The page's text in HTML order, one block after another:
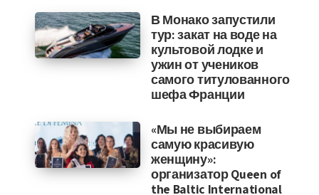
В Монако запустили
тур: закат на воде на
культовой лодке и
ужин от учеников
самого титулованного
шефа Франции
«Мы не выбираем
самую красивую
женщину»:
организатор Queen of
the Baltic International